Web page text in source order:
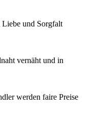
Liebe und Sorgfalt
vernäht und in
werden faire Preise